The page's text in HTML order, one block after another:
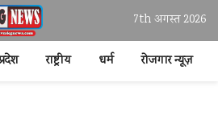
7th अगस्त 2026
राष्ट्रीय धर्म रोजगार न्यूज़